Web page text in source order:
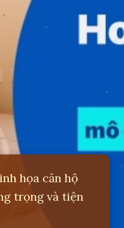
họa căn hộ
trọng và tiện